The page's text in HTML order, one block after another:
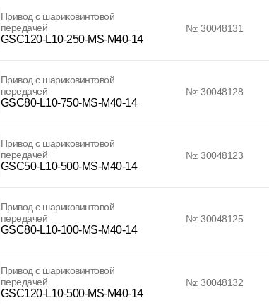
Привод с шариковинтовой
передачей
GSC120-L10-250-MS-M40-14
№: 30048131
Привод с шариковинтовой
передачей
GSC80-L10-750-MS-M40-14
№: 30048128
Привод с шариковинтовой
передачей
GSC50-L10-500-MS-M40-14
№: 30048123
Привод с шариковинтовой
передачей
GSC80-L10-100-MS-M40-14
№: 30048125
Привод с шариковинтовой
передачей
GSC120-L10-500-MS-M40-14
№: 30048132